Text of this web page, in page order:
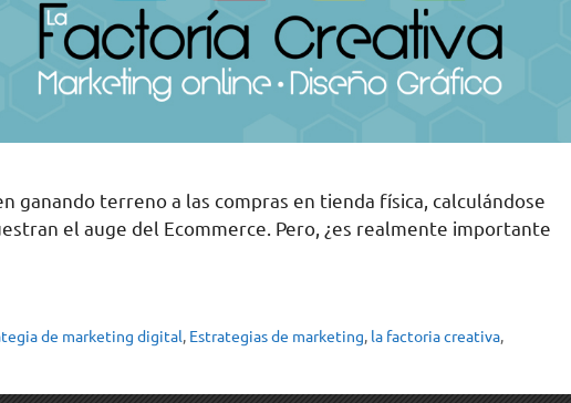
ganando terreno a las compras en tienda física, calculándose
el auge del Ecommerce. Pero, ¿es realmente importante
de marketing digital, Estrategias de marketing, la factoria creativa,